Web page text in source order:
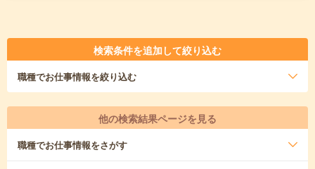
検索条件を追加して絞り込む
職種でお仕事情報を絞り込む
他の検索結果ページを見る
職種でお仕事情報をさがす